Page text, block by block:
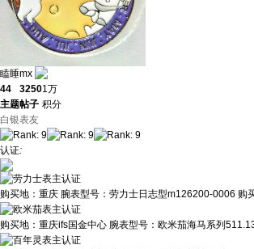
瞌睡mx
44
主题
3250
帖子
1万
积分
白银表友
认证:
购买地： 重庆 腕表型号： 劳力士日志型m126200-0006 购
购买地： 重庆ifs国金中心 腕表型号： 欧米茄海马系列